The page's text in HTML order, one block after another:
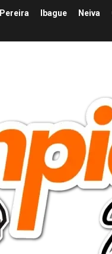
Pereira Ibague Neiva